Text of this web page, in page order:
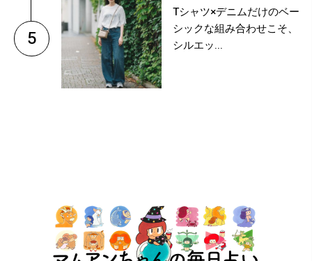
5
Tシャツ×デニムだけのベー
シックな組み合わせこそ、
シルエッ...